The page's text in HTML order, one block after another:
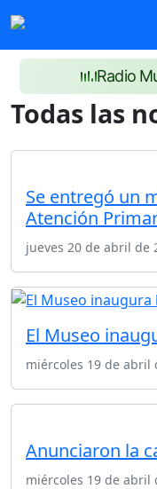
Radio
Todas las
Se entregó un
Atención
jueves 20 de abril de
El Museo
miércoles 19 de abril
Anunciaron la
miércoles 19 de abril